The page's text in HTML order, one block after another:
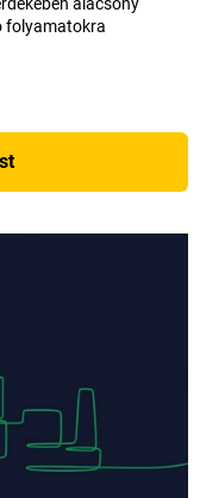
folyamatokra